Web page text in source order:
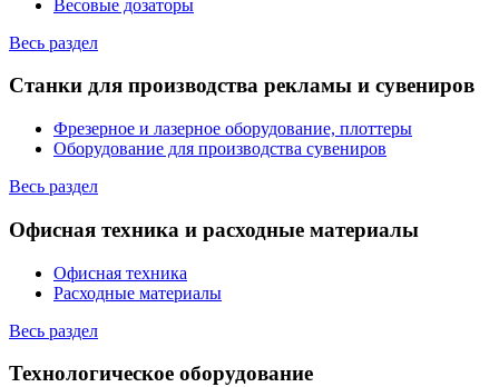
Весовые дозаторы
Весь раздел
Станки для производства рекламы и сувениров
Фрезерное и лазерное оборудование, плоттеры
Оборудование для производства сувениров
Весь раздел
Офисная техника и расходные материалы
Офисная техника
Расходные материалы
Весь раздел
Технологическое оборудование